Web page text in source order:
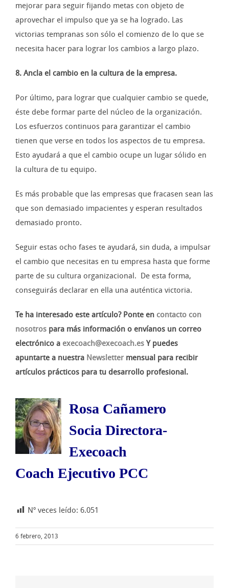
mejorar para seguir fijando metas con objeto de
aprovechar el impulso que ya se ha logrado. Las
victorias tempranas son sólo el comienzo de lo que se
necesita hacer para lograr los cambios a largo plazo.
8. Ancla el cambio en la cultura de la empresa.
Por último, para lograr que cualquier cambio se quede,
éste debe formar parte del núcleo de la organización.
Los esfuerzos continuos para garantizar el cambio
tienen que verse en todos los aspectos de tu empresa.
Esto ayudará a que el cambio ocupe un lugar sólido en
la cultura de tu equipo.
Es más probable que las empresas que fracasen sean las
que son demasiado impacientes y esperan resultados
demasiado pronto.
Seguir estas ocho fases te ayudará, sin duda, a impulsar
el cambio que necesitas en tu empresa hasta que forme
parte de su cultura organizacional. De esta forma,
conseguirás declarar en ella una auténtica victoria.
Te ha interesado este artículo? Ponte en contacto con
nosotros para más información o envíanos un correo
electrónico a execoach@execoach.es Y puedes
apuntarte a nuestra Newslettermensual para recibir
artículos prácticos para tu desarrollo profesional.
Rosa Cañamero
Socia Directora-
Execoach
Coach Ejecutivo PCC
Nº veces leído: 6.051
6 febrero, 2013